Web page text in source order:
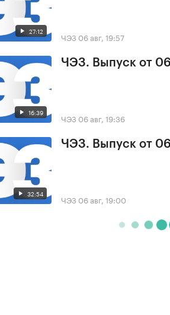
27:12 ЧЭЗ 06 авг, 19:57
16:39
ЧЭЗ. Выпуск от
ЧЭЗ 06 авг, 19:36
32:54
ЧЭЗ. Выпуск от
ЧЭЗ 06 авг, 19:00